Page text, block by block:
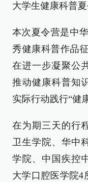
大学生健康科普
本次夏令营是中
秀健康科普作品
在进一步凝聚公
推动健康科普知
实际行动践行“健
在为期三天的行
卫生学院、华中
学院、中国疾控
大学口腔医学院4